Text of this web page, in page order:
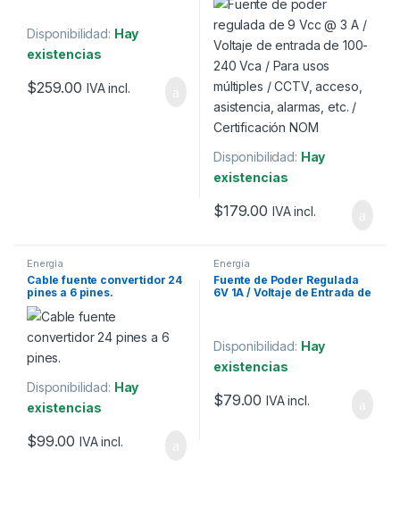
Disponibilidad: Hay
existencias
$259.00 IVA incl.
Disponibilidad: Hay
existencias
$179.00 IVA incl.
Energia
Cable fuente convertidor 24
pines a 6 pines.
Disponibilidad: Hay
existencias
$99.00 IVA incl.
Energia
Fuente de Poder Regulada
6V 1A / Voltaje de Entrada de
Disponibilidad: Hay
existencias
$79.00 IVA incl.